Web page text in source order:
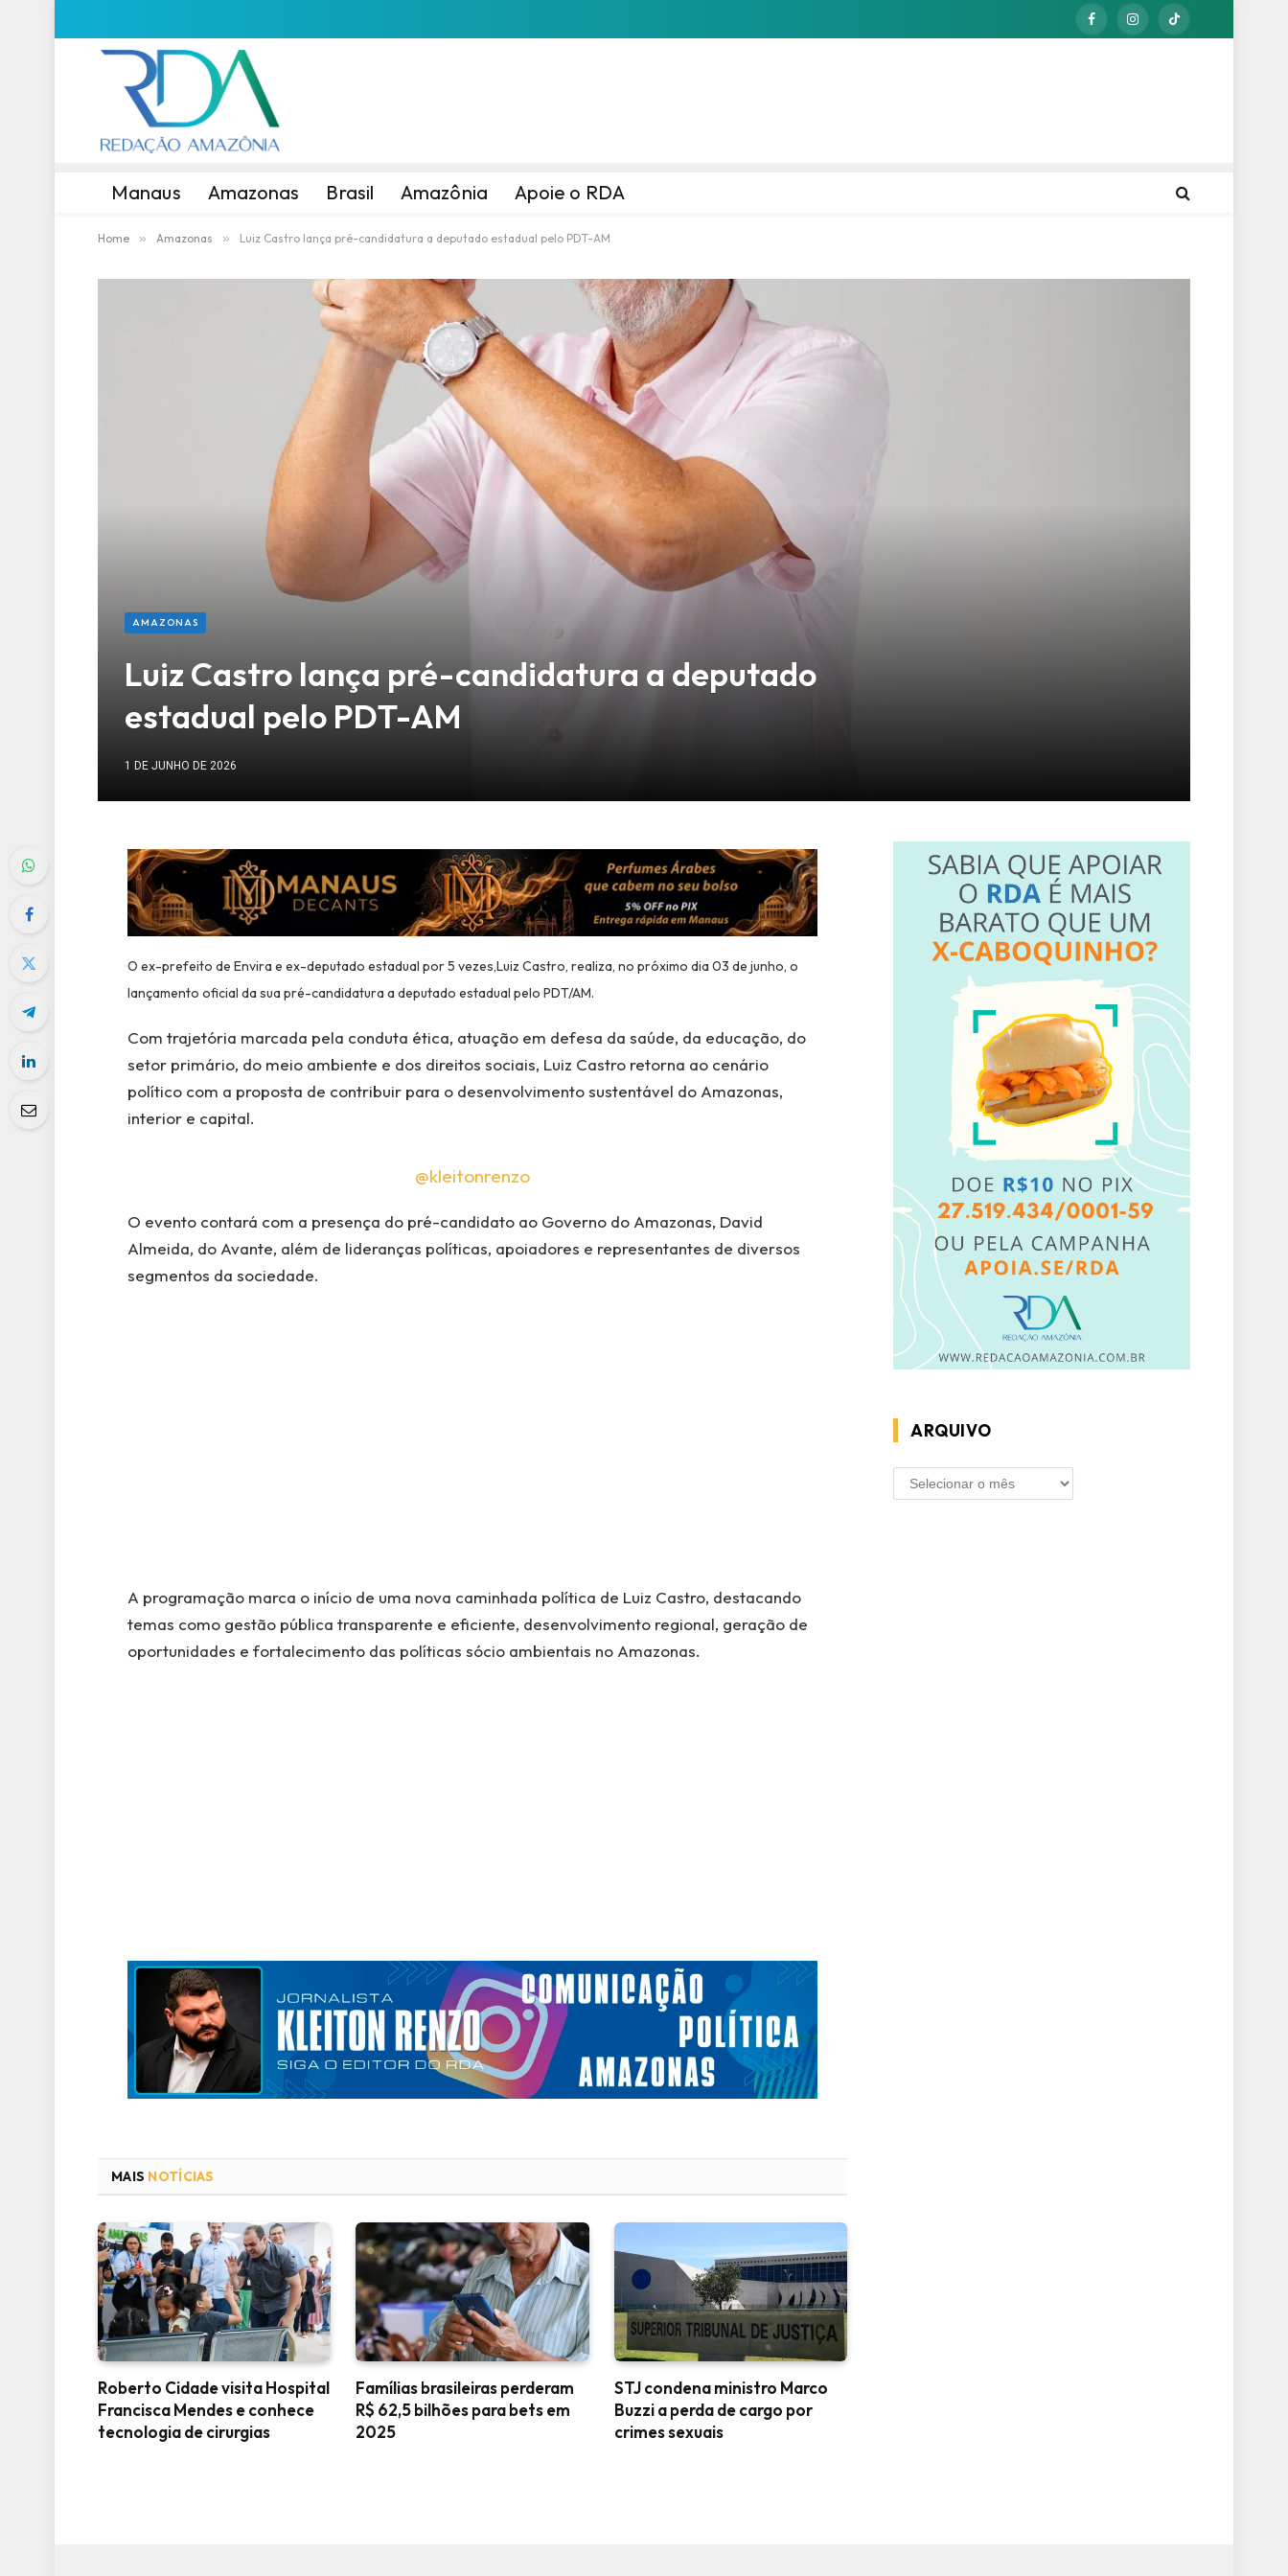
FacebookInstagramTikTok
Manaus Amazonas Brasil Amazônia Apoie o RDA
Home » Amazonas » Luiz Castro lança pré-candidatura a deputado estadual pelo PDT-AM
AMAZONAS
Luiz Castro lança pré-candidatura a deputado
estadual pelo PDT-AM
1 DE JUNHO DE 2026
O ex-prefeito de Envira e ex-deputado estadual por 5 vezes,Luiz Castro, realiza, no próximo dia 03 de junho, o
lançamento oficial da sua pré-candidatura a deputado estadual pelo PDT/AM.
Com trajetória marcada pela conduta ética, atuação em defesa da saúde, da educação, do
setor primário, do meio ambiente e dos direitos sociais, Luiz Castro retorna ao cenário
político com a proposta de contribuir para o desenvolvimento sustentável do Amazonas,
interior e capital.
@kleitonrenzo
O evento contará com a presença do pré-candidato ao Governo do Amazonas, David
Almeida, do Avante, além de lideranças políticas, apoiadores e representantes de diversos
segmentos da sociedade.
A programação marca o início de uma nova caminhada política de Luiz Castro, destacando
temas como gestão pública transparente e eficiente, desenvolvimento regional, geração de
oportunidades e fortalecimento das políticas sócio ambientais no Amazonas.
MAIS NOTÍCIAS
Roberto Cidade visita Hospital
Francisca Mendes e conhece
tecnologia de cirurgias
Famílias brasileiras perderam
R$ 62,5 bilhões para bets em
2025
STJ condena ministro Marco
Buzzi a perda de cargo por
crimes sexuais
ARQUIVO
ARQUIVO